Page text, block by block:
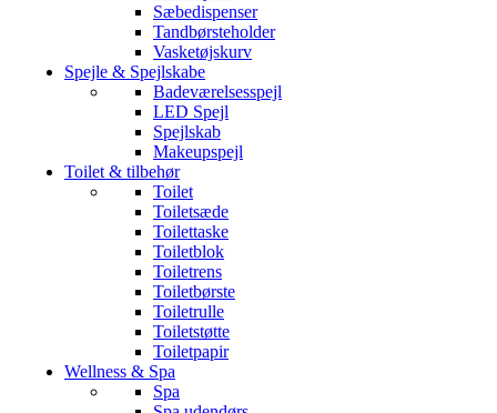
Sæbedispenser
Tandbørsteholder
Vasketøjskurv
Spejle & Spejlskabe
Badeværelsesspejl
LED Spejl
Spejlskab
Makeupspejl
Toilet & tilbehør
Toilet
Toiletsæde
Toilettaske
Toiletblok
Toiletrens
Toiletbørste
Toiletrulle
Toiletstøtte
Toiletpapir
Wellness & Spa
Spa